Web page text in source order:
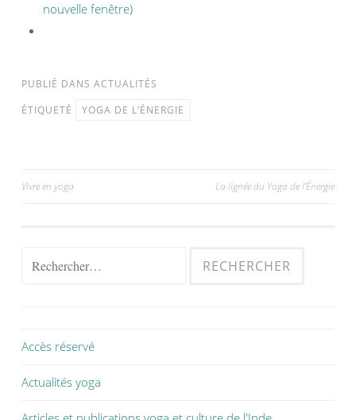
nouvelle fenêtre)
PUBLIÉ DANS ACTUALITÉS
ÉTIQUETÉ
YOGA DE L’ÉNERGIE
Vivre en yoga La lignée du Yoga de l’Énergie
Accès réservé
Actualités yoga